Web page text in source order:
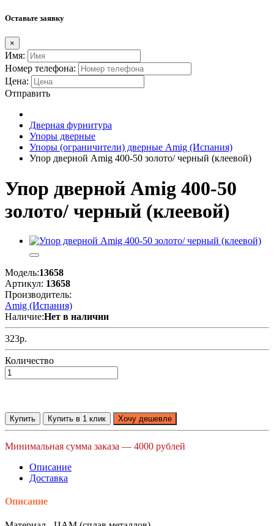
Оставьте заявку
×
Имя:
Номер телефона:
Цена:
Отправить
Дверная фурнитура
Упоры дверные
Упоры (ограничители) дверные Amig (Испания)
Упор дверной Amig 400-50 золото/ черный (клеевой)
Упор дверной Amig 400-50
золото/ черный (клеевой)
Модель:13658
Артикул: 13658
Производитель:
Amig (Испания)
Наличие:Нет в наличии
323р.
Количество
Купить Купить в 1 клик Хочу дешевле
Минимальная сумма заказа — 4000 рублей
Описание
Доставка
Описание